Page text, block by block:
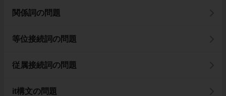
関係詞の問題
等位接続詞の問題
従属接続詞の問題
it構文の問題